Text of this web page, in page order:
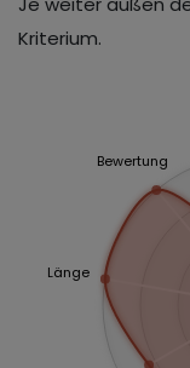
Kriterium.
Länge
Bewertung